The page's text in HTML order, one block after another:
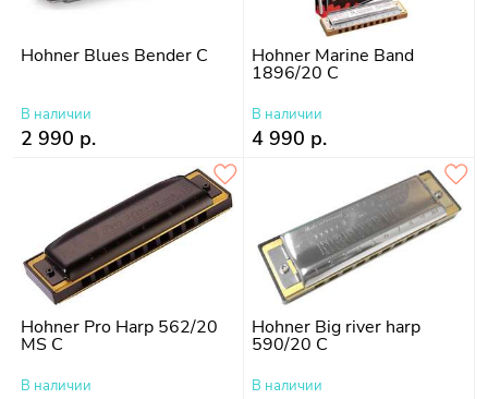
Hohner Blues Bender C
В наличии
2 990 р.
Hohner Marine Band
1896/20 C
В наличии
4 990 р.
Hohner Pro Harp 562/20
MS C
В наличии
Hohner Big river harp
590/20 C
В наличии